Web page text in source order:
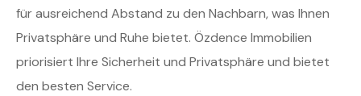
für ausreichend Abstand zu den Nachbarn, was Ihnen
Privatsphäre und Ruhe bietet. Özdence Immobilien
priorisiert Ihre Sicherheit und Privatsphäre und bietet
den besten Service.